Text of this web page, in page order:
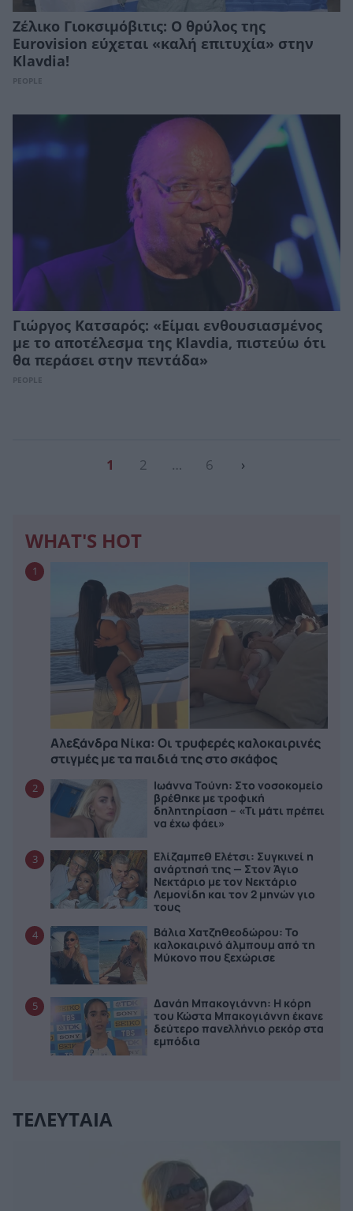
Ζέλικο Γιοκσιμόβιτις: Ο θρύλος της
Eurovision εύχεται «καλή επιτυχία» στην
Klavdia!
PEOPLE
Γιώργος Κατσαρός: «Είμαι ενθουσιασμένος
με το αποτέλεσμα της Klavdia, πιστεύω ότι
θα περάσει στην πεντάδα»
PEOPLE
1 2 … 6 ›
WHAT'S HOT
1
Αλεξάνδρα Νίκα: Οι τρυφερές καλοκαιρινές
στιγμές με τα παιδιά της στο σκάφος
2
Ιωάννα Τούνη: Στο νοσοκομείο
βρέθηκε με τροφική
δηλητηρίαση – «Τι μάτι πρέπει
να έχω φάει»
3
Ελίζαμπεθ Ελέτσι: Συγκινεί η
ανάρτησή της — Στον Άγιο
Νεκτάριο με τον Νεκτάριο
Λεμονίδη και τον 2 μηνών γιο
τους
4
Βάλια Χατζηθεοδώρου: Το
καλοκαιρινό άλμπουμ από τη
Μύκονο που ξεχώρισε
5
Δανάη Μπακογιάννη: Η κόρη
του Κώστα Μπακογιάννη έκανε
δεύτερο πανελλήνιο ρεκόρ στα
εμπόδια
ΤΕΛΕΥΤΑΙΑ